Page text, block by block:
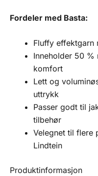
Fordeler med Basta:
Fluffy effektgarn
Inneholder 50
komfort
Lett og
uttrykk
Passer godt til
tilbehør
Velegnet til flere
Lindtein
Produktinformasjon